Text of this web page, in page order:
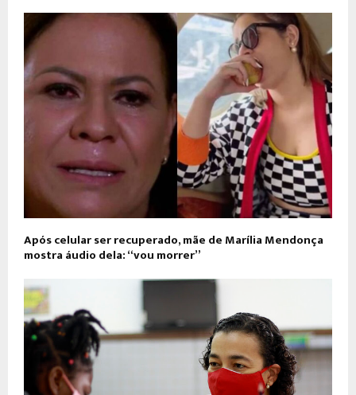
Após celular ser recuperado, mãe de Marília Mendonça
mostra áudio dela: “vou morrer”